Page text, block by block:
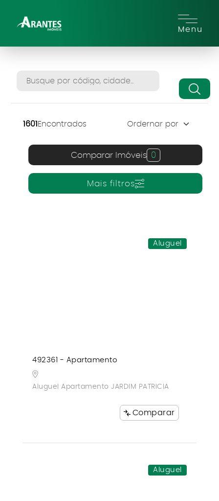
Menu
1601 Encontrados
Comparar Imóveis 0
Mais filtros
Aluguel
492361 - Apartamento
Aluguel Apartamento JARDIM PATRICIA
Comparar
Aluguel